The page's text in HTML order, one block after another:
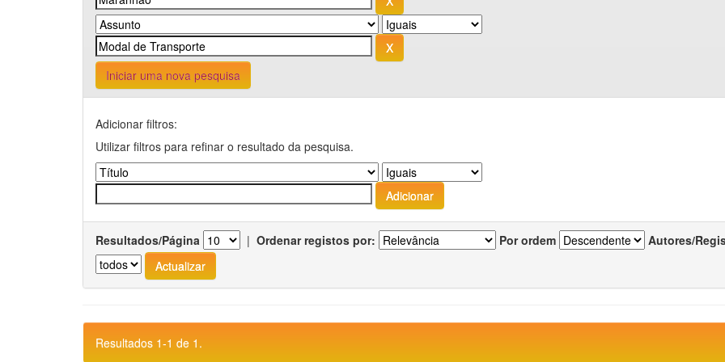
Iniciar uma nova pesquisa
Adicionar filtros:
Utilizar filtros para refinar o resultado da pesquisa.
Resultados/Página | Ordenar registos por: Por ordem Autores/
Resultados 1-1 de 1.